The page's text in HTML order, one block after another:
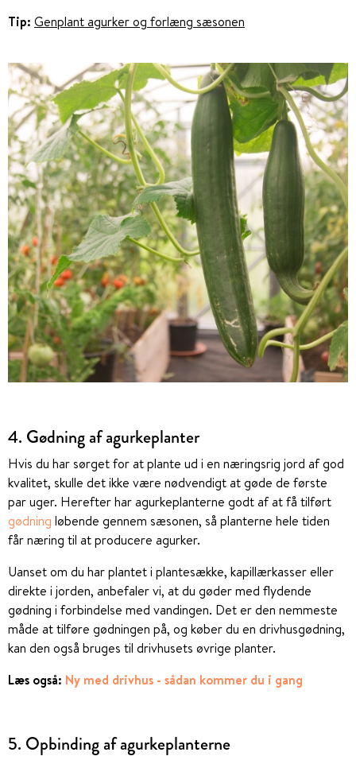
Tip: Genplant agurker og forlæng sæsonen
4. Gødning af agurkeplanter
Hvis du har sørget for at plante ud i en næringsrig jord af god
kvalitet, skulle det ikke være nødvendigt at gøde de første
par uger. Herefter har agurkeplanterne godt af at få tilført
gødning løbende gennem sæsonen, så planterne hele tiden
får næring til at producere agurker.
Uanset om du har plantet i plantesække, kapillærkasser eller
direkte i jorden, anbefaler vi, at du gøder med flydende
gødning i forbindelse med vandingen. Det er den nemmeste
måde at tilføre gødningen på, og køber du en drivhusgødning,
kan den også bruges til drivhusets øvrige planter.
Læs også: Ny med drivhus - sådan kommer du i gang
5. Opbinding af agurkeplanterne